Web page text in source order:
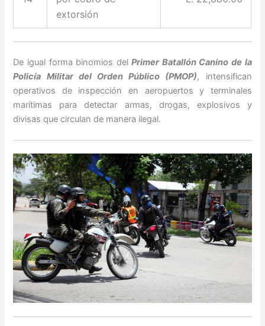
extorsión
De igual forma binomios delPrimer Batallón Canino de la
Policía Militar del Orden Público (PMOP), intensifican
operativos de inspección en aeropuertos y terminales
marítimas para detectar armas, drogas, explosivos y
divisas que circulan de manera ilegal.